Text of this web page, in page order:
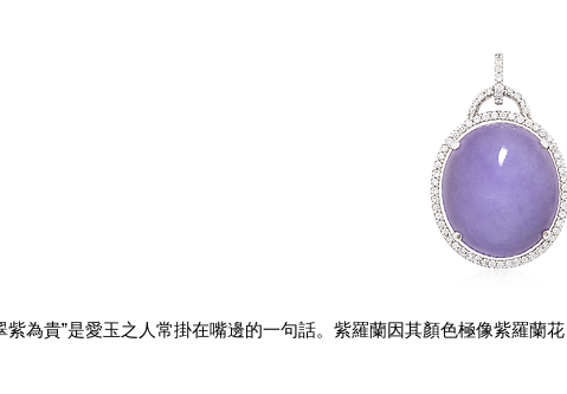
紫為貴”是愛玉之人常掛在嘴邊的一句話。紫羅蘭因其顏色極像紫羅蘭花